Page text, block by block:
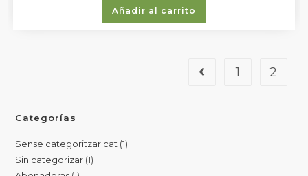
Añadir al carrito
1 2
Categorías
Sense categoritzar cat 1
Sin categorizar 1